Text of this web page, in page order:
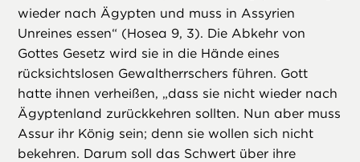
wieder nach Ägypten und muss in Assyrien
Unreines essen“ (Hosea 9, 3). Die Abkehr von
Gottes Gesetz wird sie in die Hände eines
rücksichtslosen Gewaltherrschers führen. Gott
hatte ihnen verheißen, „dass sie nicht wieder nach
Ägyptenland zurückkehren sollten. Nun aber muss
Assur ihr König sein; denn sie wollen sich nicht
bekehren. Darum soll das Schwert über ihre